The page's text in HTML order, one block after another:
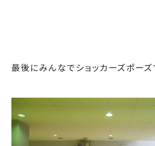
最後にみんなでショッカーズポーズ